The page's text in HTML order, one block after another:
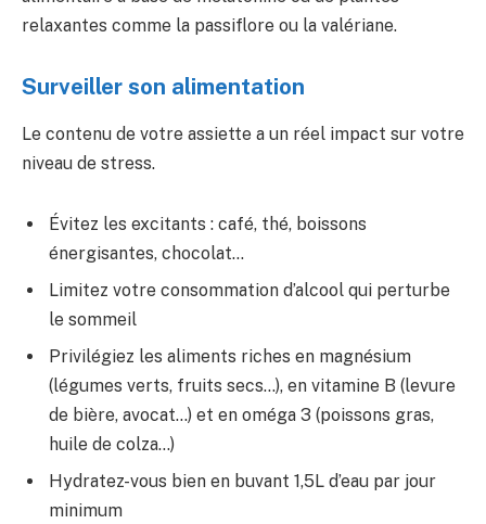
relaxantes comme la passiflore ou la valériane.
Surveiller son alimentation
Le contenu de votre assiette a un réel impact sur votre
niveau de stress.
Évitez les excitants : café, thé, boissons
énergisantes, chocolat…
Limitez votre consommation d’alcool qui perturbe
le sommeil
Privilégiez les aliments riches en magnésium
(légumes verts, fruits secs…), en vitamine B (levure
de bière, avocat…) et en oméga 3 (poissons gras,
huile de colza…)
Hydratez-vous bien en buvant 1,5L d’eau par jour
minimum